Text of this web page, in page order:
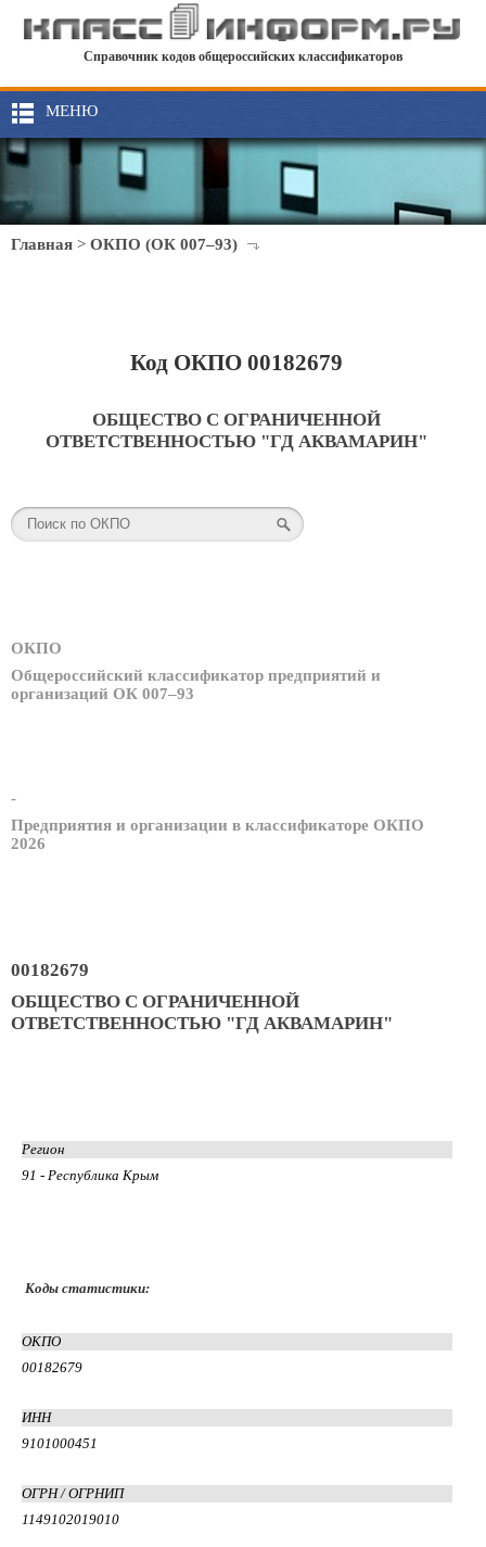
Справочник кодов общероссийских классификаторов
МЕНЮ
Главная > ОКПО (ОК 007–93)
Код ОКПО 00182679
ОБЩЕСТВО С ОГРАНИЧЕННОЙ
ОТВЕТСТВЕННОСТЬЮ "ГД АКВАМАРИН"
ОКПО
Общероссийский классификатор предприятий и
организаций ОК 007–93
-
Предприятия и организации в классификаторе ОКПО
2026
00182679
ОБЩЕСТВО С ОГРАНИЧЕННОЙ
ОТВЕТСТВЕННОСТЬЮ "ГД АКВАМАРИН"
Регион
91 - Республика Крым
Коды статистики:
ОКПО
00182679
ИНН
9101000451
ОГРН / ОГРНИП
1149102019010